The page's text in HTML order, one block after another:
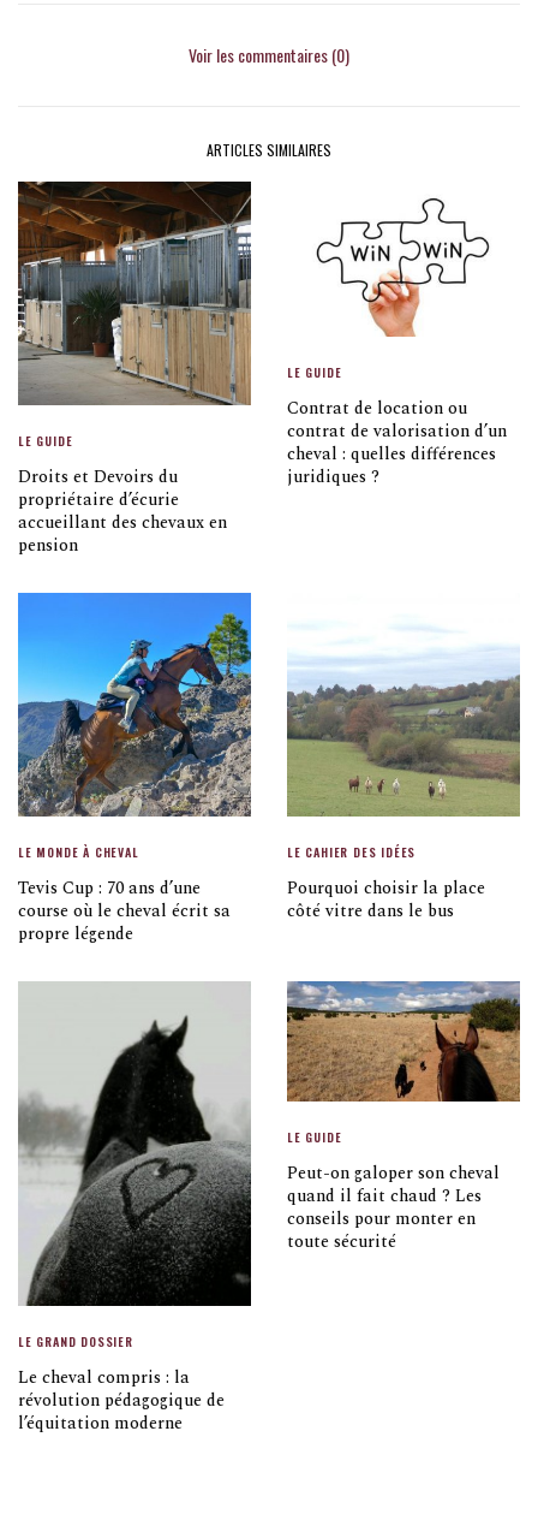
Voir les commentaires (0)
ARTICLES SIMILAIRES
LE GUIDE
Droits et Devoirs du
propriétaire d’écurie
accueillant des chevaux en
pension
LE GUIDE
Contrat de location ou
contrat de valorisation d’un
cheval : quelles différences
juridiques ?
LE MONDE À CHEVAL
Tevis Cup : 70 ans d’une
course où le cheval écrit sa
propre légende
LE CAHIER DES IDÉES
Pourquoi choisir la place
côté vitre dans le bus
LE GRAND DOSSIER
Le cheval compris : la
révolution pédagogique de
l’équitation moderne
LE GUIDE
Peut-on galoper son cheval
quand il fait chaud ? Les
conseils pour monter en
toute sécurité